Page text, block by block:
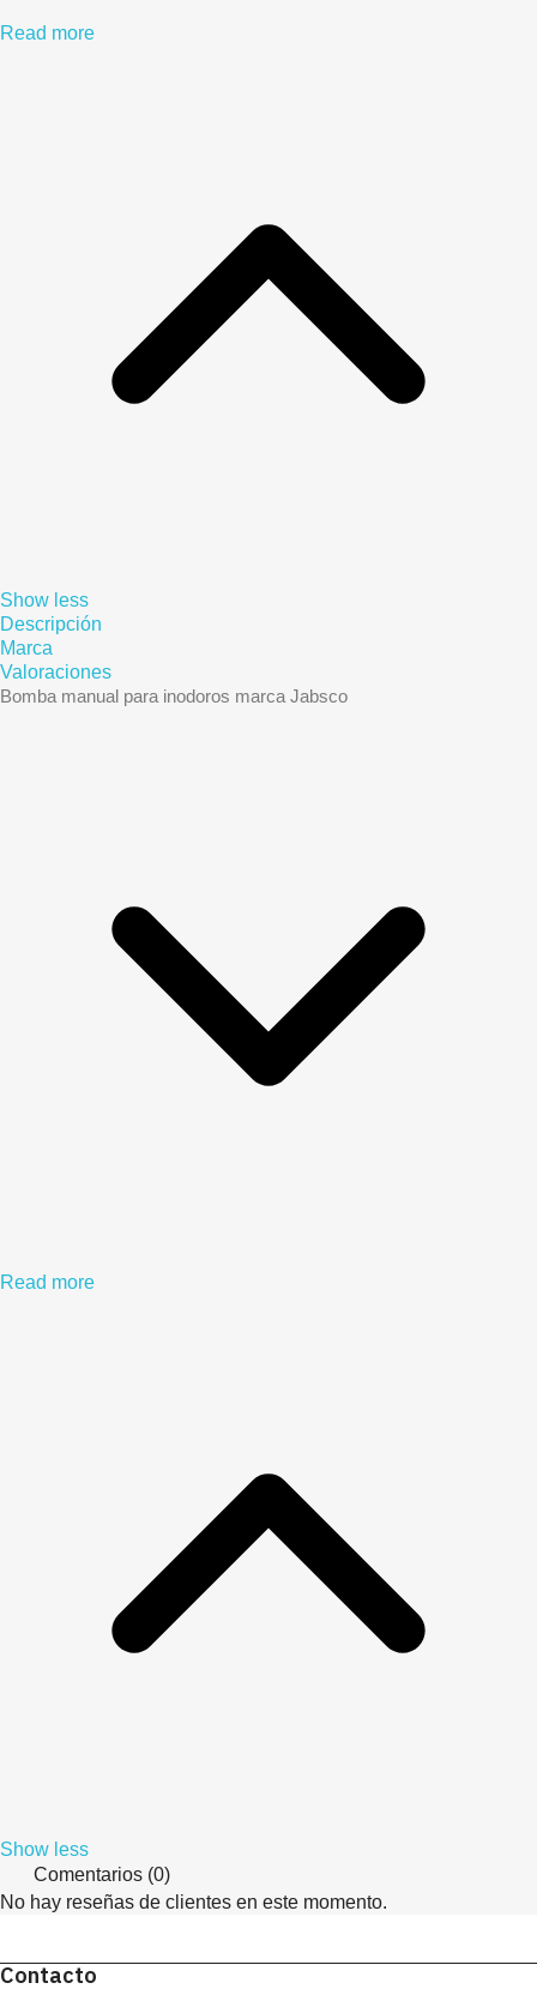
Read more
Show less
Descripción
Marca
Valoraciones
Bomba manual para inodoros marca Jabsco
Read more
Show less
Comentarios (0)
No hay reseñas de clientes en este momento.
Contacto